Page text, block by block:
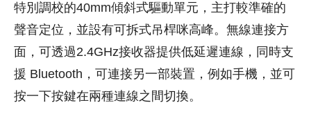
特別調校的40mm傾斜式驅動單元，主打較準確的
聲音定位，並設有可拆式吊桿咪高峰。無線連接方
面，可透過2.4GHz接收器提供低延遲連線，同時支
援 Bluetooth，可連接另一部裝置，例如手機，並可
按一下按鍵在兩種連線之間切換。